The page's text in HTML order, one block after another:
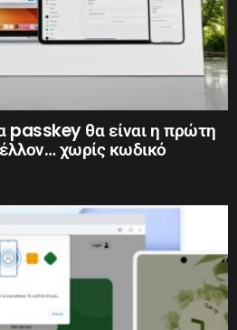
passkey θα είναι η πρώτη
χωρίς κωδικό